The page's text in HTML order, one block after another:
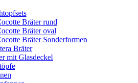
Bräter rund
Bräter oval
Bräter Sonderformen
Bräter
mit Glasdeckel